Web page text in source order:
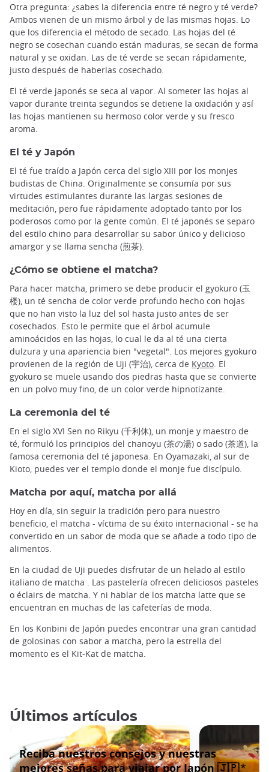
Otra pregunta: ¿sabes la diferencia entre té negro y té verde?
Ambos vienen de un mismo árbol y de las mismas hojas. Lo
que los diferencia el método de secado. Las hojas del té
negro se cosechan cuando están maduras, se secan de forma
natural y se oxidan. Las de té verde se secan rápidamente,
justo después de haberlas cosechado.
El té verde japonés se seca al vapor. Al someter las hojas al
vapor durante treinta segundos se detiene la oxidación y así
las hojas mantienen su hermoso color verde y su fresco
aroma.
El té y Japón
El té fue traído a Japón cerca del siglo XIII por los monjes
budistas de China. Originalmente se consumía por sus
virtudes estimulantes durante las largas sesiones de
meditación, pero fue rápidamente adoptado tanto por los
poderosos como por la gente común. El té japonés se separo
del estilo chino para desarrollar su sabor único y delicioso
amargor y se llama sencha (煎茶).
¿Cómo se obtiene el matcha?
Para hacer matcha, primero se debe producir el gyokuro (玉
楼), un té sencha de color verde profundo hecho con hojas
que no han visto la luz del sol hasta justo antes de ser
cosechados. Esto le permite que el árbol acumule
aminoácidos en las hojas, lo cual le da al té una cierta
dulzura y una apariencia bien "vegetal". Los mejores gyokuro
provienen de la región de Uji (宇治), cerca de Kyoto . El
gyokuro se muele usando dos piedras hasta que se convierte
en un polvo muy fino, de un color verde hipnotizante.
La ceremonia del té
En el siglo XVI Sen no Rikyu (千利休), un monje y maestro de
té, formuló los principios del chanoyu (茶の湯) o sado (茶道), la
famosa ceremonia del té japonesa. En Oyamazaki, al sur de
Kioto, puedes ver el templo donde el monje fue discípulo.
Matcha por aquí, matcha por allá
Hoy en día, sin seguir la tradición pero para nuestro
beneficio, el matcha - víctima de su éxito internacional - se ha
convertido en un sabor de moda que se añade a todo tipo de
alimentos.
En la ciudad de Uji puedes disfrutar de un helado al estilo
italiano de matcha . Las pastelería ofrecen deliciosos pasteles
o éclairs de matcha. Y ni hablar de los matcha latte que se
encuentran en muchas de las cafeterías de moda.
En los Konbini de Japón puedes encontrar una gran cantidad
de golosinas con sabor a matcha, pero la estrella del
momento es el Kit-Kat de matcha.
Últimos artículos